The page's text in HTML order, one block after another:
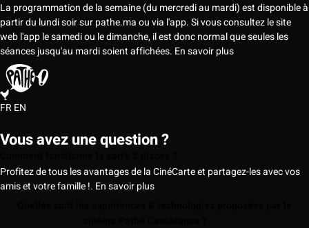
La programmation de la semaine (du mercredi au mardi) est disponible à
partir du lundi soir sur pathe.ma ou via l'app. Si vous consultez le site
web l'app le samedi ou le dimanche, il est donc normal que seules les
séances jusqu'au mardi soient affichées. En savoir plus
FREN
Vous avez une question ?
Profitez de tous les avantages de la CinéCarte et partagez-les avec vos
amis et votre famille !. En savoir plus